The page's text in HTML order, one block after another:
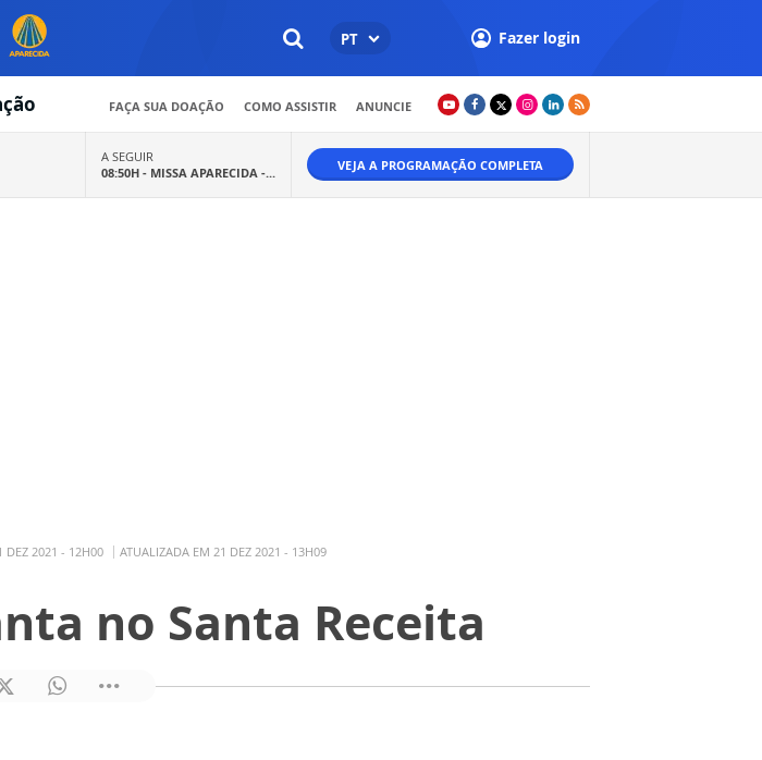
PT Fazer login
FAÇA SUA DOAÇÃO COMO ASSISTIR ANUNCIE
A SEGUIR
08:50H - MISSA APARECIDA -... VEJA A PROGRAMAÇÃO COMPLETA
DEZ 2021 - 12H00 ATUALIZADA EM 21 DEZ 2021 - 13H09
no Santa Receita